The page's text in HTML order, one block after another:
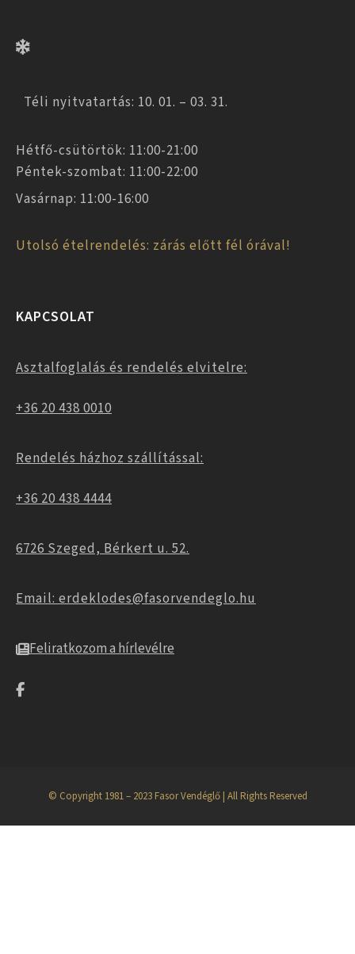
Téli nyitvatartás: 10. 01. – 03. 31.
Hétfő-csütörtök: 11:00-21:00
Péntek-szombat: 11:00-22:00
Vasárnap: 11:00-16:00
Utolsó ételrendelés: zárás előtt fél órával!
KAPCSOLAT
Asztalfoglalás és rendelés elvitelre:
+36 20 438 0010
Rendelés házhoz szállítással:
+36 20 438 4444
6726 Szeged, Bérkert u. 52.
Email: erdeklodes@fasorvendeglo.hu
Feliratkozom a hírlevélre
© Copyright 1981 – 2023 Fasor Vendéglő | All Rights Reserved